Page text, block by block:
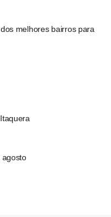
melhores bairros para
agosto